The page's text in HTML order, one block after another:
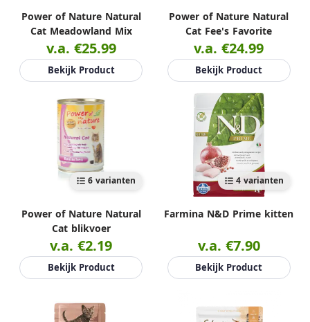
Power of Nature Natural
Cat Meadowland Mix
v.a. €25.99
Bekijk Product
Power of Nature Natural
Cat Fee's Favorite
v.a. €24.99
Bekijk Product
6 varianten
Power of Nature Natural
Cat blikvoer
v.a. €2.19
Bekijk Product
4 varianten
Farmina N&D Prime kitten
v.a. €7.90
Bekijk Product